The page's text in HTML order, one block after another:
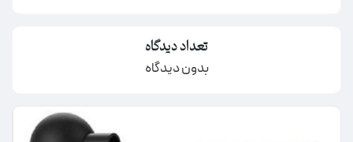
تعداد دیدگاه
بدون دیدگاه